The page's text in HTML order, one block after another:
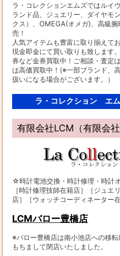
ラ・コレクションエムズではルイ
ランド品、ジュエリー、ダイヤモ
クス）、OMEGA(オメガ)、高級
売！
人気アイテムも豊富に取り揃えてお
現金即金にて買い取りも致します
券など金券買取中！ご相談・査定
は高価買取中！(※一部ブランド、
扱いになる場合がございます。）
ラ・コレクション エ
有限会社LCM（有限会社
☆時計電池交換・時計修理・時計
［時計修理技師在籍店］［ジュエ
店］［ウォッチコーディネーター在
LCMバロー豊橋店
※バロー豊橋店は南小池店への移
もちまして閉店いたしました。